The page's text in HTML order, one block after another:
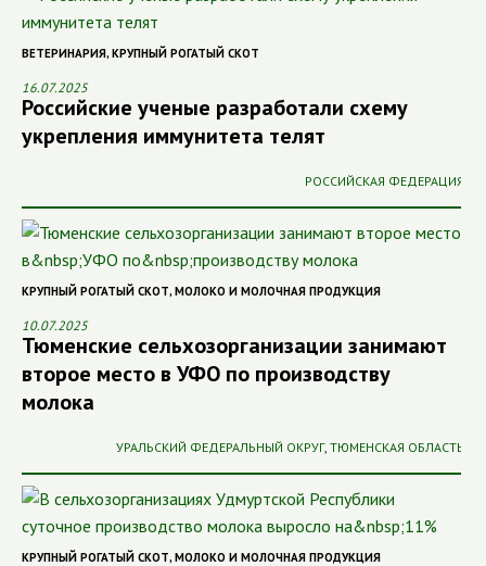
ВЕТЕРИНАРИЯ, КРУПНЫЙ РОГАТЫЙ СКОТ
16.07.2025
Российские ученые разработали схему
укрепления иммунитета телят
РОССИЙСКАЯ ФЕДЕРАЦИЯ
КРУПНЫЙ РОГАТЫЙ СКОТ, МОЛОКО И МОЛОЧНАЯ ПРОДУКЦИЯ
10.07.2025
Тюменские сельхозорганизации занимают
второе место в УФО по производству
молока
УРАЛЬСКИЙ ФЕДЕРАЛЬНЫЙ ОКРУГ, ТЮМЕНСКАЯ ОБЛАСТЬ
КРУПНЫЙ РОГАТЫЙ СКОТ, МОЛОКО И МОЛОЧНАЯ ПРОДУКЦИЯ